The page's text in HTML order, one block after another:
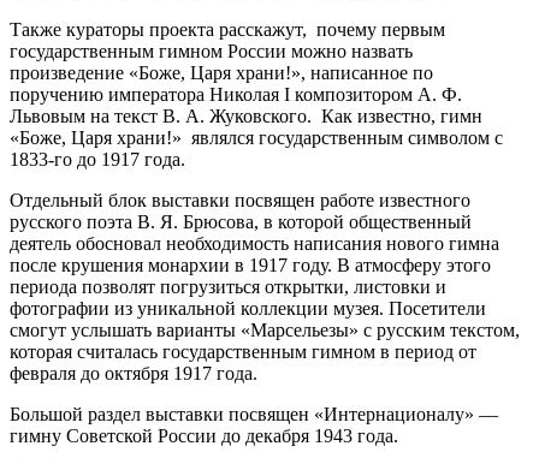
Также кураторы проекта расскажут, почему первым
государственным гимном России можно назвать
произведение «Боже, Царя храни!», написанное по
поручению императора Николая I композитором А. Ф.
Львовым на текст В. А. Жуковского. Как известно, гимн
«Боже, Царя храни!» являлся государственным символом с
1833-го до 1917 года.
Отдельный блок выставки посвящен работе известного
русского поэта В. Я. Брюсова, в которой общественный
деятель обосновал необходимость написания нового гимна
после крушения монархии в 1917 году. В атмосферу этого
периода позволят погрузиться открытки, листовки и
фотографии из уникальной коллекции музея. Посетители
смогут услышать варианты «Марсельезы» с русским текстом,
которая считалась государственным гимном в период от
февраля до октября 1917 года.
Большой раздел выставки посвящен «Интернационалу» —
гимну Советской России до декабря 1943 года.